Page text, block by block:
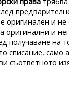
оригинален и
оригинални и
получаване на
списание,
съответното